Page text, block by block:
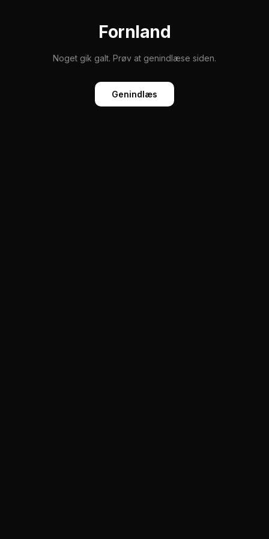
Fornland
Noget gik galt. Prøv at genindlæse siden.
Genindlæs